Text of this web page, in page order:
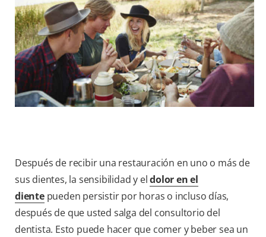
PROMOCIONES
GT (ES)
SUSCRÍBASE
Después de recibir una restauración en uno o más de
sus dientes, la sensibilidad y eldolor en el
dientepueden persistir por horas o incluso días,
después de que usted salga del consultorio del
dentista. Esto puede hacer que comer y beber sea un